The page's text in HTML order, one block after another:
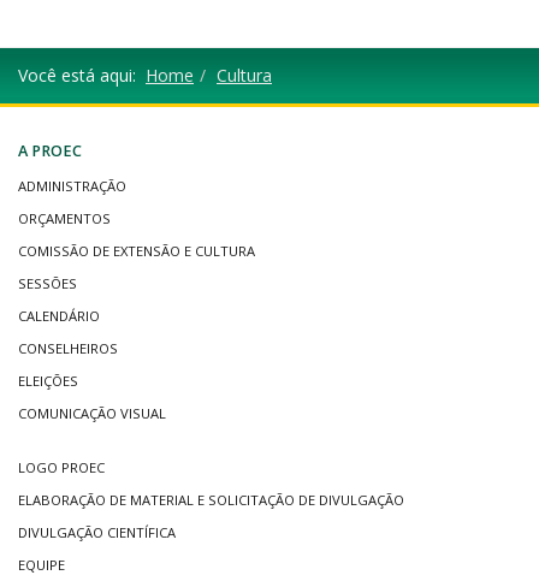
Você está aqui: Home Cultura
A PROEC
ADMINISTRAÇÃO
ORÇAMENTOS
COMISSÃO DE EXTENSÃO E CULTURA
SESSÕES
CALENDÁRIO
CONSELHEIROS
ELEIÇÕES
COMUNICAÇÃO VISUAL
LOGO PROEC
ELABORAÇÃO DE MATERIAL E SOLICITAÇÃO DE DIVULGAÇÃO
DIVULGAÇÃO CIENTÍFICA
EQUIPE